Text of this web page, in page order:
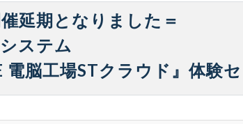
延期となりました＝
ステム
電脳工場STクラウド』体験セ